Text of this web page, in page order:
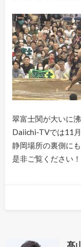
翠富士関が大いに
Daiichi-TVでは11
静岡場所の裏側に
是非ご覧ください！